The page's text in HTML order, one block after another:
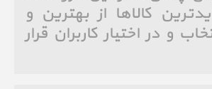
کالاها از بهترین و
و در اختیار کاربران قرار